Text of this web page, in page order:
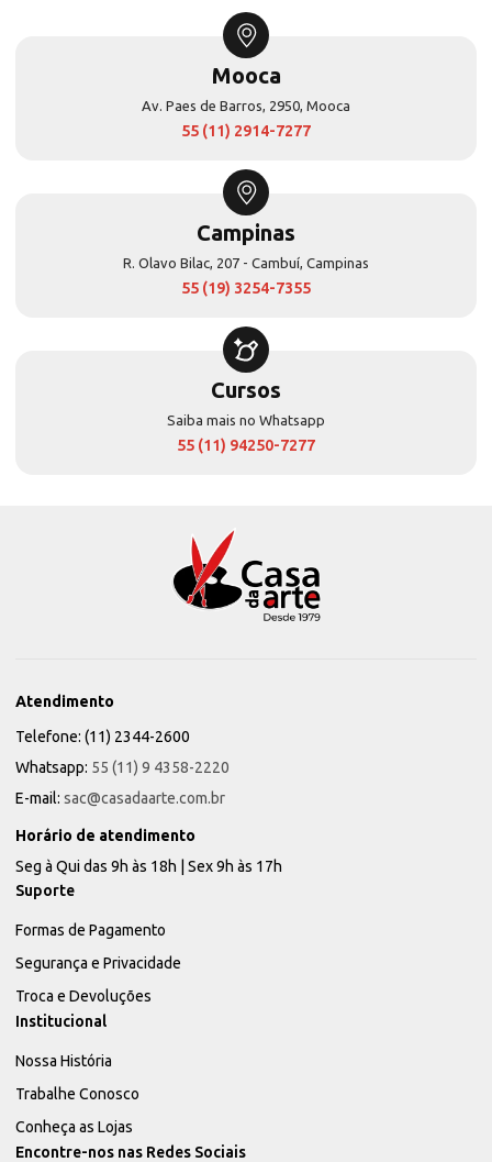
Mooca
Av. Paes de Barros, 2950, Mooca
55 (11) 2914-7277
Campinas
R. Olavo Bilac, 207 - Cambuí, Campinas
55 (19) 3254-7355
Cursos
Saiba mais no Whatsapp
55 (11) 94250-7277
Atendimento
Telefone: (11) 2344-2600
Whatsapp: 55 (11) 9 4358-2220
E-mail: sac@casadaarte.com.br
Horário de atendimento
Seg à Qui das 9h às 18h | Sex 9h às 17h
Suporte
Formas de Pagamento
Segurança e Privacidade
Troca e Devoluções
Institucional
Nossa História
Trabalhe Conosco
Conheça as Lojas
Encontre-nos nas Redes Sociais